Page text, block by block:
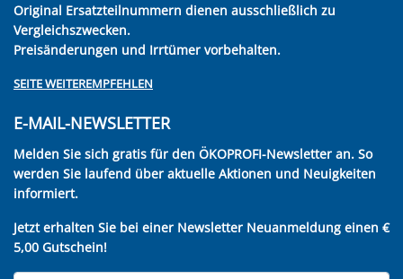
Original Ersatzteilnummern dienen ausschließlich zu
Vergleichszwecken.
Preisänderungen und Irrtümer vorbehalten.
SEITE WEITEREMPFEHLEN
E-MAIL-NEWSLETTER
Melden Sie sich gratis für den ÖKOPROFI-Newsletter an. So
werden Sie laufend über aktuelle Aktionen und Neuigkeiten
informiert.
Jetzt erhalten Sie bei einer Newsletter Neuanmeldung einen €
5,00 Gutschein!